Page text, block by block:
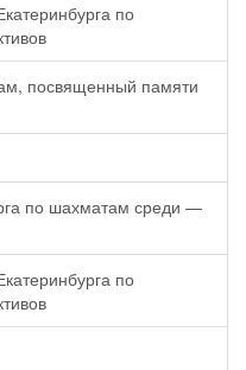
по
посвященный памяти
по шахматам среди —
по